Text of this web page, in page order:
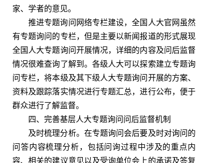
家、学者的意见。
推进专题询问网络专栏建设，全国人大官网虽然
有专题询问的专栏，但是主要以新闻报道的形式展现
全国人大专题询问开展情况，详细的内容及问后监督
情况很难查询了解到。各级人大可以探索建立专题询
问专栏，将本级及其下级人大专题询问开展的方案、
资料及跟踪落实情况进行专题汇总，进行公布，便于
群众进行了解监督。
四、完善基层人大专题询问问后监督机制
及时梳理分析。在专题询问会后要及时对询问的
问答内容梳理分析，包括问询过程中涉及的重点内
容、相关的建议意见以及受询单位会上的承诺及答复